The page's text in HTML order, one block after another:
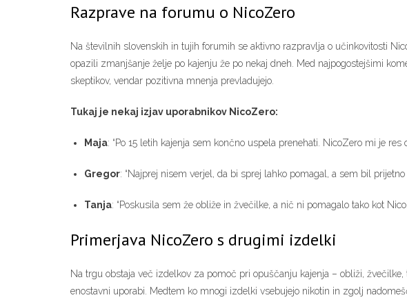
Razprave na forumu o NicoZero
Na številnih slovenskih in tujih forumih se aktivno razpravlja o učinkovitosti
opazili zmanjšanje želje po kajenju že po nekaj dneh. Med najpogostejšimi
skeptikov, vendar pozitivna mnenja prevladujejo.
Tukaj je nekaj izjav uporabnikov NicoZero:
Maja: “Po 15 letih kajenja sem končno uspela prenehati. NicoZero mi je
Gregor: “Najprej nisem verjel, da bi sprej lahko pomagal, a sem bil
Tanja: “Poskusila sem že obliže in žvečilke, a nič ni pomagalo tako kot
Primerjava NicoZero s drugimi izdelki
Na trgu obstaja več izdelkov za pomoč pri opuščanju kajenja – obliži,
enostavni uporabi. Medtem ko mnogi izdelki vsebujejo nikotin in zgolj